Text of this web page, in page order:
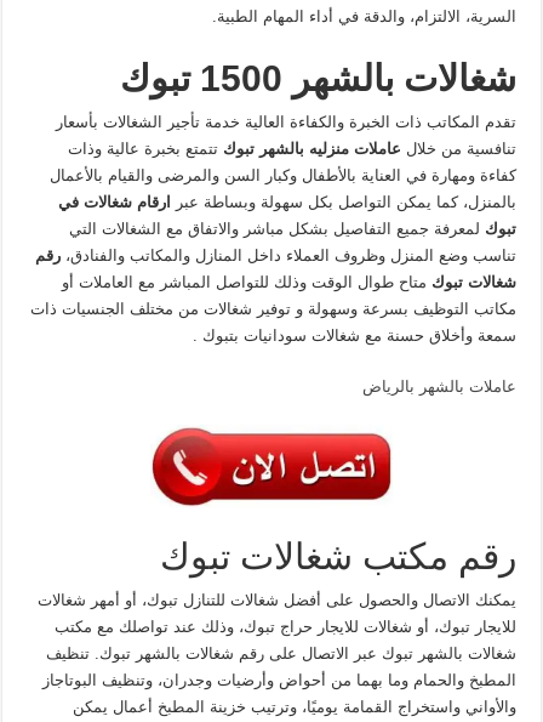
السرية، الالتزام، والدقة في أداء المهام الطبية.
شغالات بالشهر تبوك
تقدم المكاتب ذات الخبرة والكفاءة العالية خدمة تأجير الشغالات بأسعار
تنافسية من خلال عاملات منزليه بالشهر تبوك تتمتع بخبرة عالية وذات
كفاءة ومهارة في العناية بالأطفال وكبار السن والمرضى والقيام بالأعمال
بالمنزل، كما يمكن التواصل بكل سهولة وبساطة عبر ارقام شغالات في
تبوك لمعرفة جميع التفاصيل بشكل مباشر والاتفاق مع الشغالات التي
تناسب وضع المنزل وظروف العملاء داخل المنازل والمكاتب والفنادق،رقم
شغالات تبوك متاح طوال الوقت وذلك للتواصل المباشر مع العاملات أو
مكاتب التوظيف بسرعة وسهولة و توفير شغالات من مختلف الجنسيات ذات
سمعة وأخلاق حسنة مع شغالات سودانيات بتبوك .
عاملات بالشهر بالرياض
رقم مكتب شغالات تبوك
يمكنك الاتصال والحصول على أفضل شغالات للتنازل تبوك، أو أمهر شغالات
للايجار تبوك، أو شغالات للايجار حراج تبوك، وذلك عند تواصلك مع مكتب
شغالات بالشهر تبوك عبر الاتصال على رقم شغالات بالشهر تبوك. تنظيف
المطبخ والحمام وما بهما من أحواض وأرضيات وجدران، وتنظيف البوتاجاز
والأواني واستخراج القمامة يوميًا، وترتيب خزينة المطبخ أعمال يمكن